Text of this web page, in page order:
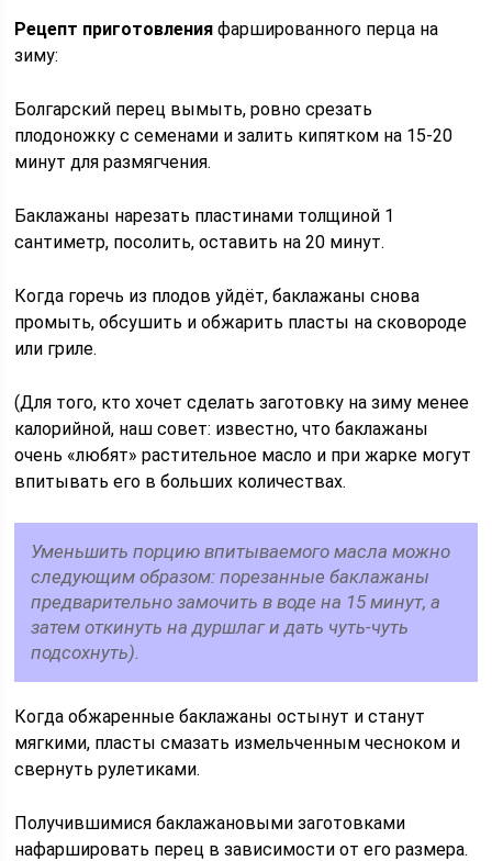
Рецепт приготовленияфаршированного перца на
зиму:
Болгарский перец вымыть, ровно срезать
плодоножку с семенами и залить кипятком на 15-20
минут для размягчения.
Баклажаны нарезать пластинами толщиной 1
сантиметр, посолить, оставить на 20 минут.
Когда горечь из плодов уйдёт, баклажаны снова
промыть, обсушить и обжарить пласты на сковороде
или гриле.
(Для того, кто хочет сделать заготовку на зиму менее
калорийной, наш совет: известно, что баклажаны
очень «любят» растительное масло и при жарке могут
впитывать его в больших количествах.
Уменьшить порцию впитываемого масла можно
следующим образом: порезанные баклажаны
предварительно замочить в воде на 15 минут, а
затем откинуть на дуршлаг и дать чуть-чуть
подсохнуть).
Когда обжаренные баклажаны остынут и станут
мягкими, пласты смазать измельченным чесноком и
свернуть рулетиками.
Получившимися баклажановыми заготовками
нафаршировать перец в зависимости от его размера.